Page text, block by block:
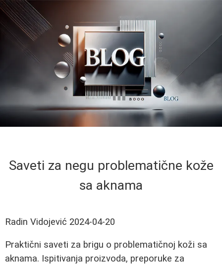
Saveti za negu problematične kože
sa aknama
Radin Vidojević 2024-04-20
Praktični saveti za brigu o problematičnoj koži sa
aknama. Ispitivanja proizvoda, preporuke za